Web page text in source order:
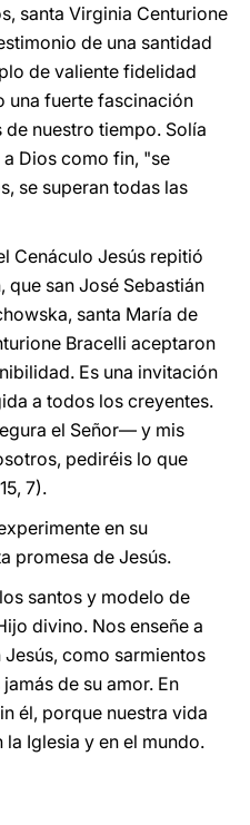
santa Virginia Centurione
de una santidad
de valiente fidelidad
una fuerte fascinación
nuestro tiempo. Solía
Dios como fin, "se
se superan todas las
Cenáculo Jesús repitió
que san José Sebastián
santa María de
Bracelli aceptaron
Es una invitación
a todos los creyentes.
el Señor— y mis
pediréis lo que
15, 7).
en su
promesa de Jesús.
santos y modelo de
divino. Nos enseñe a
como sarmientos
de su amor. En
él, porque nuestra vida
Iglesia y en el mundo.